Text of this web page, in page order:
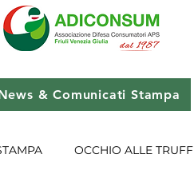
& Comunicati Stampa
OCCHIO ALLE